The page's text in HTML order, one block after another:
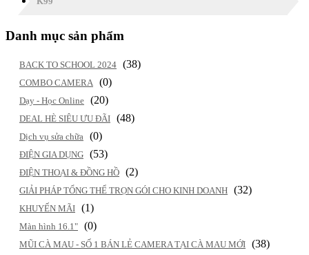
Danh mục sản phẩm
BACK TO SCHOOL 2024 (38)
COMBO CAMERA (0)
Dạy - Học Online (20)
DEAL HÈ SIÊU ƯU ĐÃI (48)
Dịch vụ sửa chữa (0)
ĐIỆN GIA DỤNG (53)
ĐIỆN THOẠI & ĐỒNG HỒ (2)
GIẢI PHÁP TỔNG THỂ TRỌN GÓI CHO KINH DOANH (32)
KHUYẾN MÃI (1)
Màn hình 16.1" (0)
MŨI CÀ MAU - SỐ 1 BÁN LẺ CAMERA TẠI CÀ MAU MỚI (38)